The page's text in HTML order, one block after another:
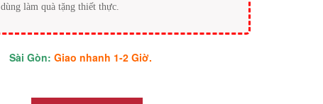
dùng làm quà tặng thiết thực.
Sài Gòn: Giao nhanh 1-2 Giờ.